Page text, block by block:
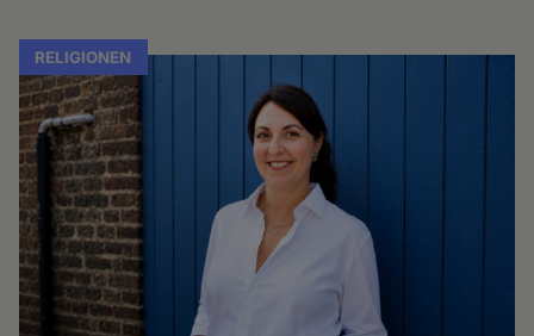
RELIGIONEN